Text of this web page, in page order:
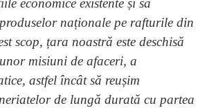
naționale pe rafturile din
scop, țara noastră este deschisă
misiuni de afaceri, a
astfel încât să reușim
de lungă durată cu partea